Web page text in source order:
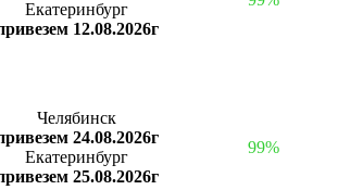
Екатеринбург
12.08.2026г
Челябинск
24.08.2026г
Екатеринбург
25.08.2026г
99%